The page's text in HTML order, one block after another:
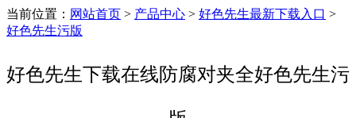
当前位置： 网站首页 > 产品中心 > 好色先生最新下载入口 >
好色先生污版
好色先生下载在线防腐对夹全好色先生污